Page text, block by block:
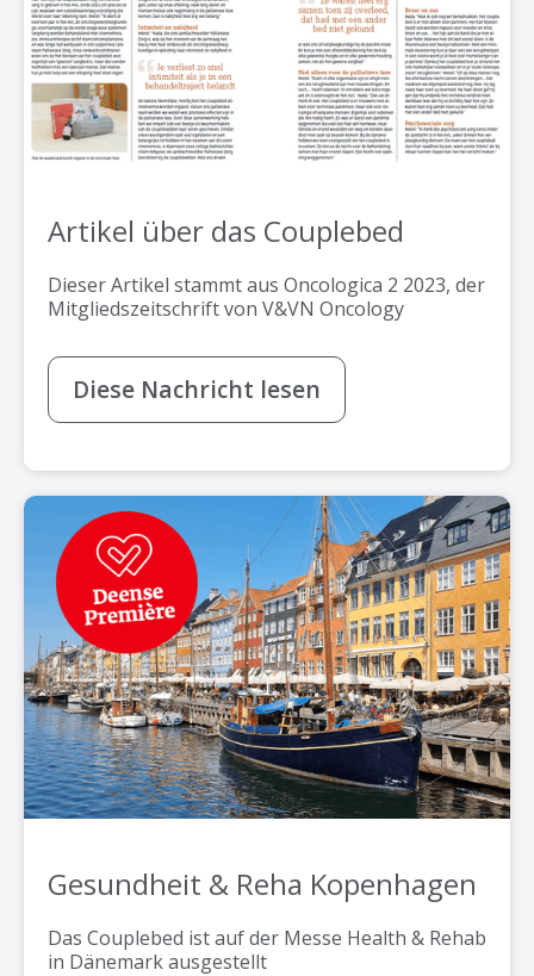
Artikel über das Couplebed
Dieser Artikel stammt aus Oncologica 2 2023, der
Mitgliedszeitschrift von V&VN Oncology
Diese Nachricht lesen
Gesundheit & Reha Kopenhagen
Das Couplebed ist auf der Messe Health & Rehab
in Dänemark ausgestellt